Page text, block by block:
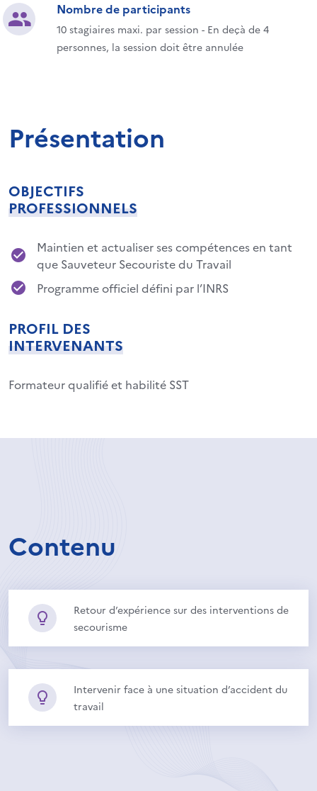
Nombre de participants
10 stagiaires maxi. par session - En deçà de 4
personnes, la session doit être annulée
Présentation
OBJECTIFS
PROFESSIONNELS
Maintien et actualiser ses compétences en tant
que Sauveteur Secouriste du Travail
Programme officiel défini par l’INRS
PROFIL DES
INTERVENANTS
Formateur qualifié et habilité SST
Contenu
Retour d’expérience sur des interventions de
secourisme
Intervenir face à une situation d’accident du
travail